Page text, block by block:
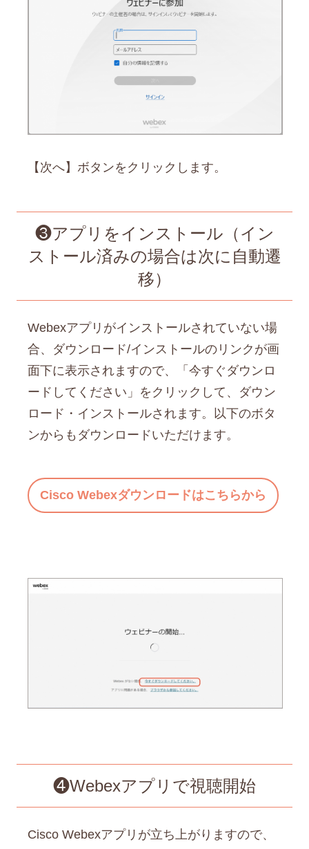
【次へ】ボタンをクリックします。
❸アプリをインストール（イン
ストール済みの場合は次に自動遷
移）
Webexアプリがインストールされていない場
合、ダウンロード/インストールのリンクが画
面下に表示されますので、「今すぐダウンロ
ードしてください」をクリックして、ダウン
ロード・インストールされます。以下のボタ
ンからもダウンロードいただけます。
Cisco Webexダウンロードはこちらから
❹Webexアプリで視聴開始
Cisco Webexアプリが立ち上がりますので、